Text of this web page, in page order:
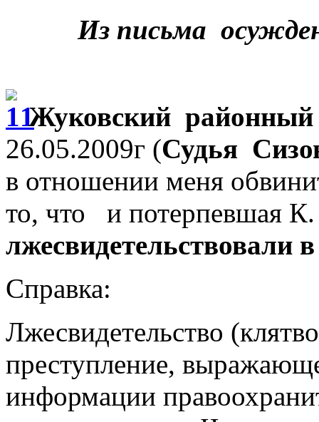
Из письма
Жуковский районный
26.05.2009г (Судья
в отношении меня
то, что и потерпевшая
лжесвидетельствовали в
Справка:
Лжесвидетельство
преступление,
информации